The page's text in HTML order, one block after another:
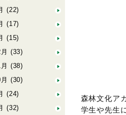
(22)
(17)
(15)
(33)
(38)
(30)
(24)
(32)
森林文化ア
学生や先生